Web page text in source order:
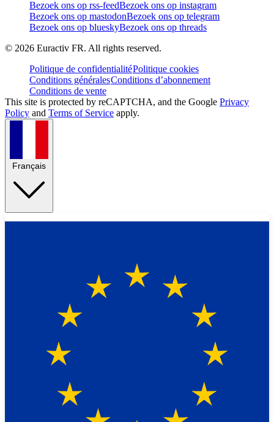
Bezoek ons op rss-feedBezoek ons op instagram
Bezoek ons op mastodonBezoek ons op telegram
Bezoek ons op blueskyBezoek ons op threads
© 2026 Euractiv FR. All rights reserved.
Politique de confidentialitéPolitique cookies
Conditions généralesConditions d’abonnement
Conditions de vente
This site is protected by reCAPTCHA, and the Google Privacy
Policy and Terms of Service apply.
Français